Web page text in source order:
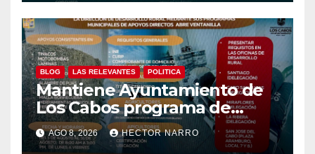
BLOG LAS RELEVANTES POLITICA
Mantiene Ayuntamiento de
Los Cabos programa de
apoyos para agricultores,
ganaderos y apicultores
AGO 8, 2026 HECTOR NARRO